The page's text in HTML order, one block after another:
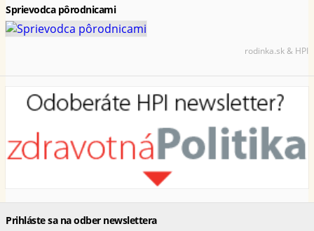
Sprievodca pôrodnicami
rodinka.sk & HPI
Prihláste sa na odber newslettera